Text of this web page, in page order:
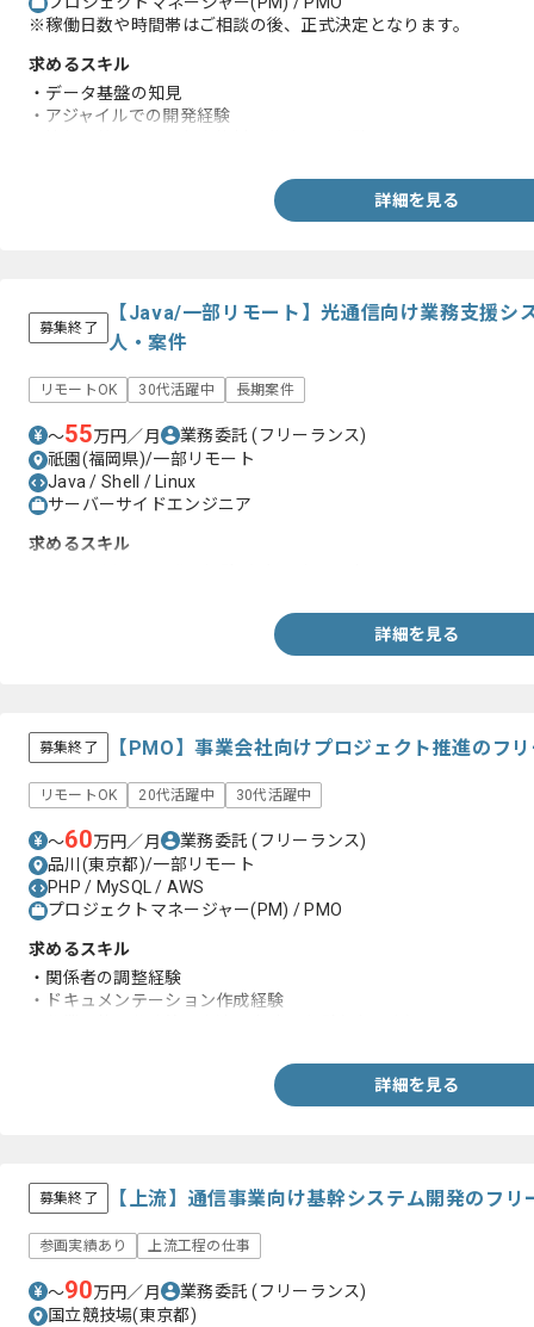
※稼働日数や時間帯はご相談の後、正式決定となります。
求めるスキル
・データ基盤の知見
・アジャイルでの開発経験
詳細を見る
募集終了
【Java/一部リモート】光通信向け業務支援シ
人・案件
リモートOK 30代活躍中 長期案件
〜55万円／月 業務委託(フリーランス)
祇園(福岡県)/一部リモート
Java / Shell / Linux
サーバーサイドエンジニア
求めるスキル
詳細を見る
募集終了 【PMO】事業会社向けプロジェクト推進のフ
リモートOK 20代活躍中 30代活躍中
〜60万円／月 業務委託(フリーランス)
品川(東京都)/一部リモート
PHP / MySQL / AWS
プロジェクトマネージャー(PM) / PMO
求めるスキル
・関係者の調整経験
・ドキュメンテーション作成経験
詳細を見る
募集終了 【上流】通信事業向け基幹システム開発のフ
参画実績あり 上流工程の仕事
〜90万円／月 業務委託(フリーランス)
国立競技場(東京都)